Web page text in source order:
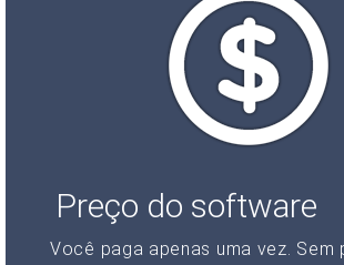
Preço do software
Você paga apenas uma vez. Sem